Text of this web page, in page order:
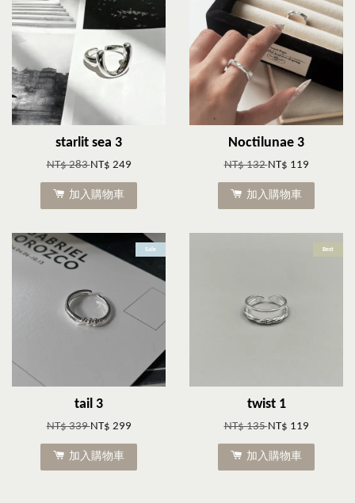
starlit sea 3
NT$ 283NT$ 249
加入購物車
Noctilunae 3
NT$ 132NT$ 119
加入購物車
Sale
tail 3
NT$ 339NT$ 299
加入購物車
Best
twist 1
NT$ 135NT$ 119
加入購物車